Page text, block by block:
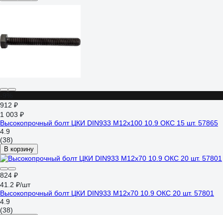
912 ₽
1 003 ₽
Высокопрочный болт ЦКИ DIN933 М12х100 10.9 ОКС 15 шт. 57865
4.9
(38)
В корзину
824 ₽
41.2 ₽/шт
Высокопрочный болт ЦКИ DIN933 М12х70 10.9 ОКС 20 шт. 57801
4.9
(38)